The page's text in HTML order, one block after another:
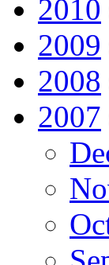
2010
2009
2008
2007